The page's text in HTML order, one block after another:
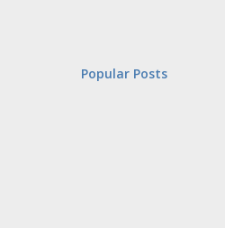
Popular Posts